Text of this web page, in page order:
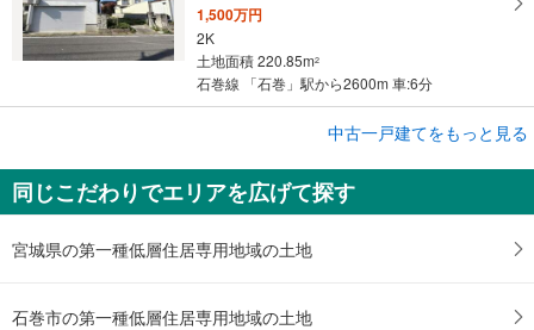
1,500万円
2K
土地面積 220.85m2
石巻線 「石巻」駅から2600m 車:6分
石巻市日和が丘3丁目
1,899万円
6LDK
土地面積 196.5m
中古一戸建てをもっと見る
同じこだわりでエリアを広げて探す
宮城県の第一種低層住居専用地域の土地
石巻市の第一種低層住居専用地域の土地